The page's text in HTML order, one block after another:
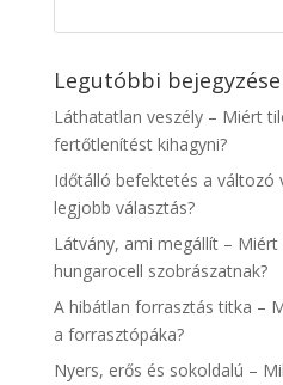
Legutóbbi
Láthatatlan veszély – Miért
fertőtlenítést kihagyni?
Időtálló befektetés a változó
legjobb választás?
Látvány, ami megállít – Miért
hungarocell szobrászatnak?
A hibátlan forrasztás titka –
a forrasztópáka?
Nyers, erős és sokoldalú –